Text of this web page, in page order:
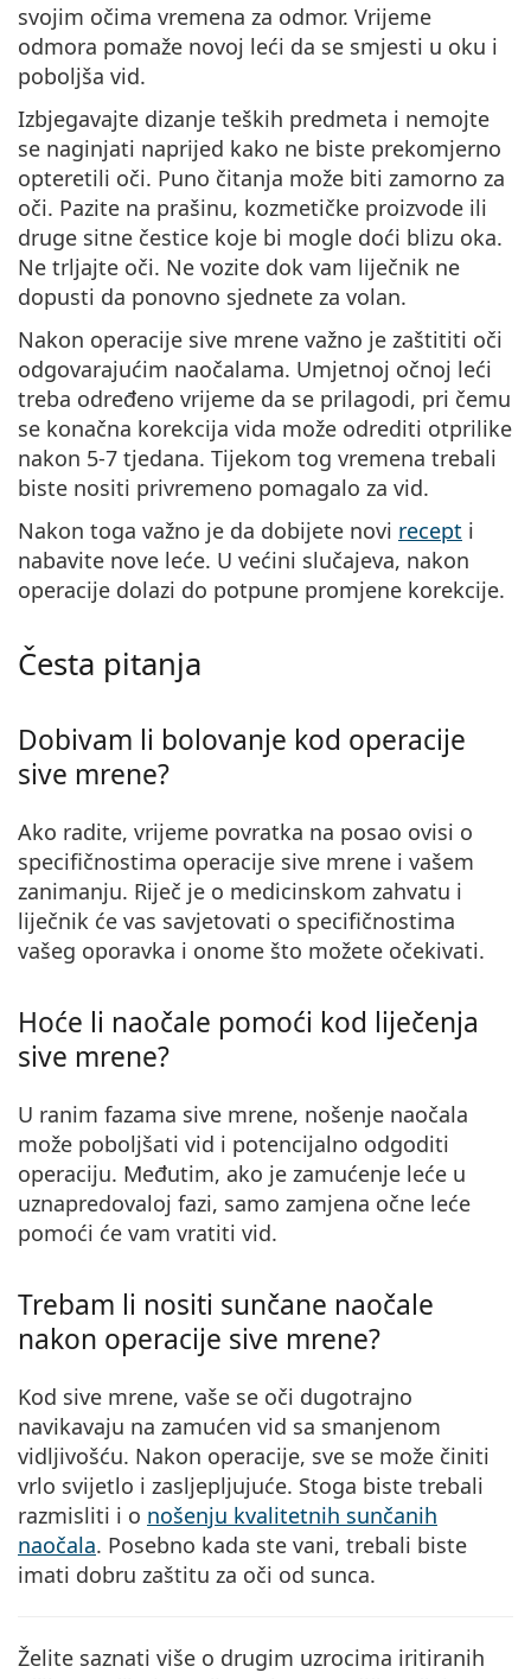
svojim očima vremena za odmor. Vrijeme
odmora pomaže novoj leći da se smjesti u oku i
poboljša vid.
Izbjegavajte dizanje teških predmeta i nemojte
se naginjati naprijed kako ne biste prekomjerno
opteretili oči. Puno čitanja može biti zamorno za
oči. Pazite na prašinu, kozmetičke proizvode ili
druge sitne čestice koje bi mogle doći blizu oka.
Ne trljajte oči. Ne vozite dok vam liječnik ne
dopusti da ponovno sjednete za volan.
Nakon operacije sive mrene važno je zaštititi oči
odgovarajućim naočalama. Umjetnoj očnoj leći
treba određeno vrijeme da se prilagodi, pri čemu
se konačna korekcija vida može odrediti otprilike
nakon 5-7 tjedana. Tijekom tog vremena trebali
biste nositi privremeno pomagalo za vid.
Nakon toga važno je da dobijete novi recept i
nabavite nove leće. U većini slučajeva, nakon
operacije dolazi do potpune promjene korekcije.
Česta pitanja
Dobivam li bolovanje kod operacije
sive mrene?
Ako radite, vrijeme povratka na posao ovisi o
specifičnostima operacije sive mrene i vašem
zanimanju. Riječ je o medicinskom zahvatu i
liječnik će vas savjetovati o specifičnostima
vašeg oporavka i onome što možete očekivati.
Hoće li naočale pomoći kod liječenja
sive mrene?
U ranim fazama sive mrene, nošenje naočala
može poboljšati vid i potencijalno odgoditi
operaciju. Međutim, ako je zamućenje leće u
uznapredovaloj fazi, samo zamjena očne leće
pomoći će vam vratiti vid.
Trebam li nositi sunčane naočale
nakon operacije sive mrene?
Kod sive mrene, vaše se oči dugotrajno
navikavaju na zamućen vid sa smanjenom
vidljivošću. Nakon operacije, sve se može činiti
vrlo svijetlo i zasljepljujuće. Stoga biste trebali
razmisliti i o nošenju kvalitetnih sunčanih
naočala. Posebno kada ste vani, trebali biste
imati dobru zaštitu za oči od sunca.
Želite saznati više o drugim uzrocima iritiranih